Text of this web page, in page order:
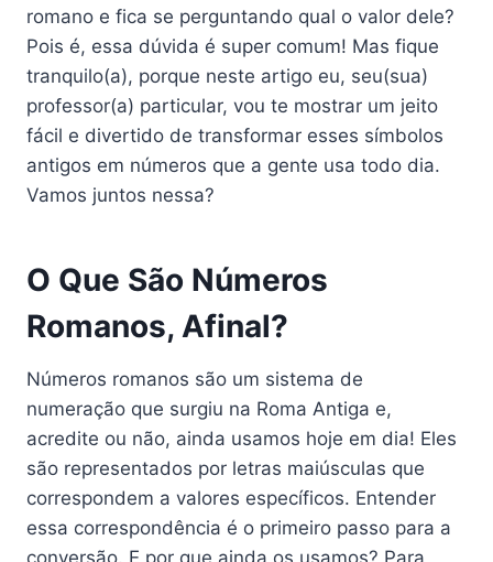
romano e fica se perguntando qual o valor dele?
Pois é, essa dúvida é super comum! Mas fique
tranquilo(a), porque neste artigo eu, seu(sua)
professor(a) particular, vou te mostrar um jeito
fácil e divertido de transformar esses símbolos
antigos em números que a gente usa todo dia.
Vamos juntos nessa?
O Que São Números
Romanos, Afinal?
Números romanos são um sistema de
numeração que surgiu na Roma Antiga e,
acredite ou não, ainda usamos hoje em dia! Eles
são representados por letras maiúsculas que
correspondem a valores específicos. Entender
essa correspondência é o primeiro passo para a